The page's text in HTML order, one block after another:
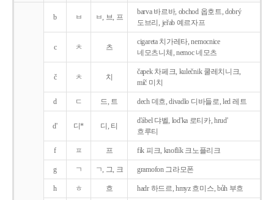
b ㅂ ㅂ, 브, 프
barva 바르바, obchod 옵호트, dobrý
도브리, jeřab 예르자프
c ㅊ 츠
cigareta 치가레타, nemocnice
네모츠니체, nemoc 네모츠
č ㅊ 치
čapek 차페크, kulečnik 쿨레치니크,
míč 미치
d ㄷ 드, 트 dech 데흐, divadlo 디바들로, led 레트
d' 디* 디, 티
d'ábel 댜벨, lod'ka 로티카, hrud'
흐루티
f ㅍ 프 fík 피크, knoflík 크노플리크
g ㄱ ㄱ, 그, 크 gramofon 그라모폰
h ㅎ 흐 hadr 하드르, hmyz 흐미스, bůh 부흐